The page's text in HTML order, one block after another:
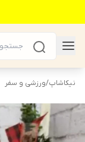
نیکاشاپ/ورزشی و سفر